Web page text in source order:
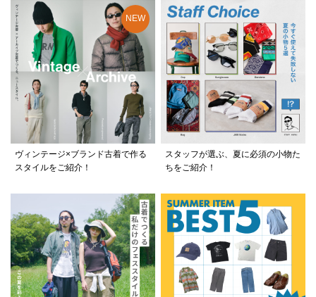
ヴィンテージ×ブランド古着で作る
スタイルをご紹介！
スタッフが選ぶ、夏に必須の小物た
ちをご紹介！